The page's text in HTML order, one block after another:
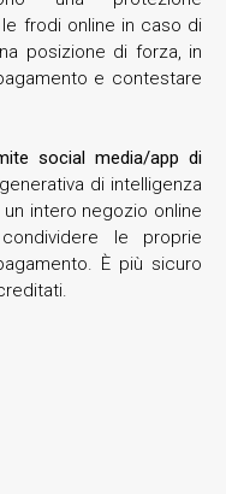
frodi online in caso di
posizione di forza, in
e contestare
social media/app di
di intelligenza
intero negozio online
le proprie
È più sicuro